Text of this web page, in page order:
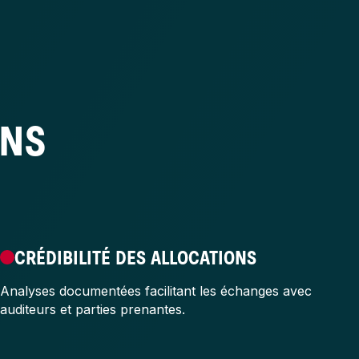
CRÉDIBILITÉ DES ALLOCATIONS
Analyses documentées facilitant les échanges avec
auditeurs et parties prenantes.